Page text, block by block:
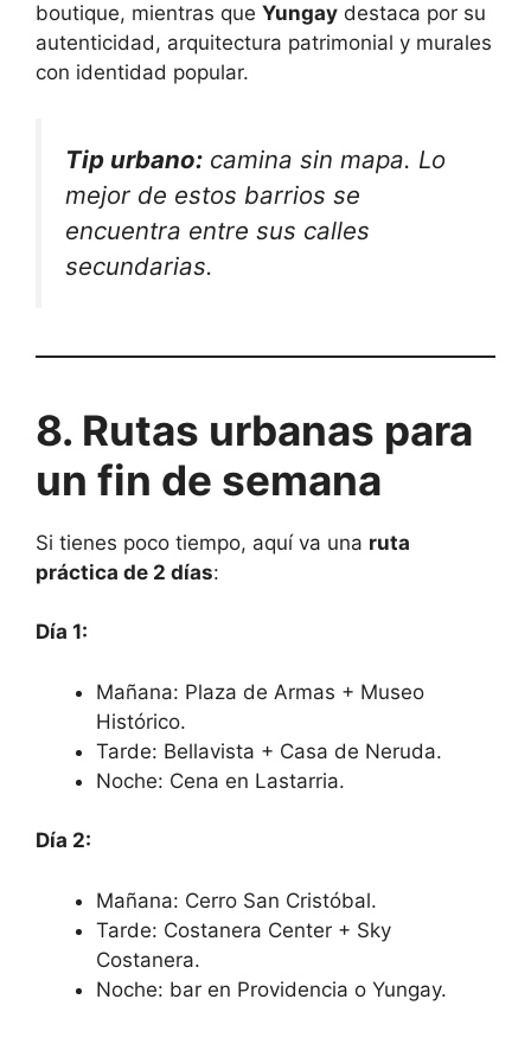
boutique, mientras que Yungay destaca por su
autenticidad, arquitectura patrimonial y murales
con identidad popular.
Tip urbano: camina sin mapa. Lo
mejor de estos barrios se
encuentra entre sus calles
secundarias.
8. Rutas urbanas para
un fin de semana
Si tienes poco tiempo, aquí va una ruta
práctica de 2 días:
Día 1:
Mañana: Plaza de Armas + Museo
Histórico.
Tarde: Bellavista + Casa de Neruda.
Noche: Cena en Lastarria.
Día 2:
Mañana: Cerro San Cristóbal.
Tarde: Costanera Center + Sky
Costanera.
Noche: bar en Providencia o Yungay.